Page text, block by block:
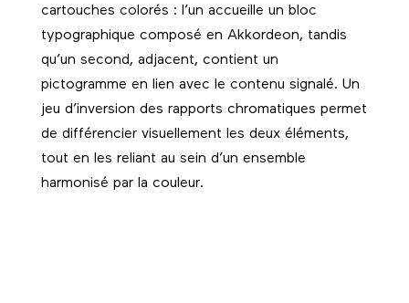
cartouches colorés : l’un accueille un bloc
typographique composé en Akkordeon, tandis
qu’un second, adjacent, contient un
pictogramme en lien avec le contenu signalé. Un
jeu d’inversion des rapports chromatiques permet
de différencier visuellement les deux éléments,
tout en les reliant au sein d’un ensemble
harmonisé par la couleur.